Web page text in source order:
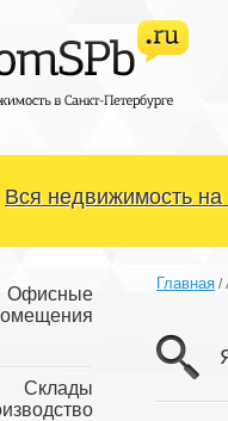
Вся недвижимость на
Офисные
Склады
Главная /